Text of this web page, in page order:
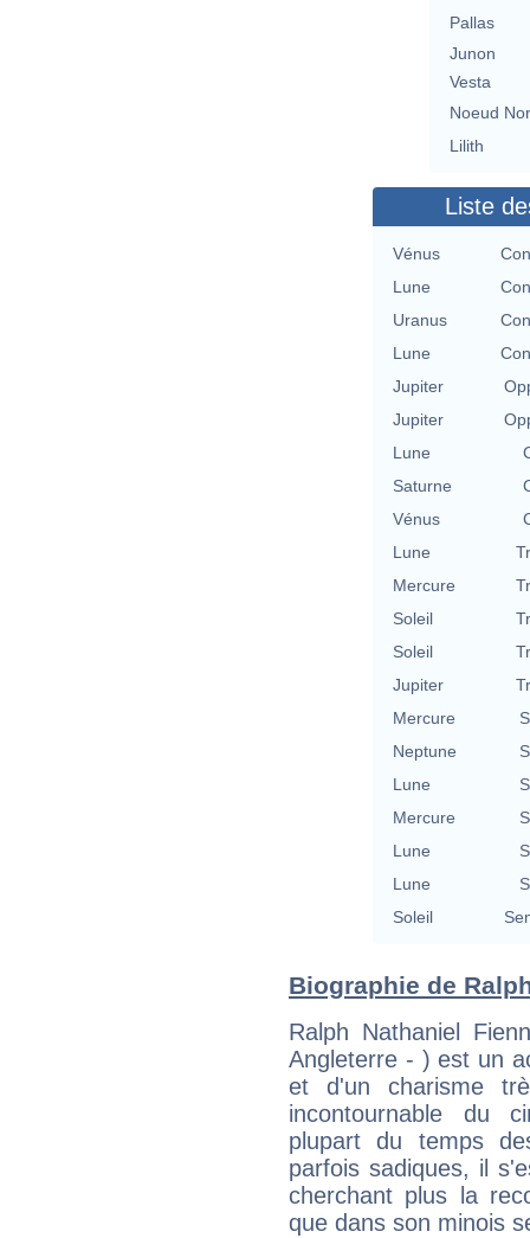
Pallas
Junon
Vesta
Noeud
Lilith
Liste
Vénus
Lune
Uranus
Lune
Jupiter
Jupiter
Lune
Saturne
Vénus
Lune
Mercure
Soleil
Soleil
Jupiter
Mercure
Neptune
Lune
Mercure
Lune
Lune
Soleil
Biographie de
Ralph Nathaniel
Angleterre - ) est un
et d'un charisme
incontournable du
plupart du temps
parfois sadiques, il
cherchant plus la
que dans son minois